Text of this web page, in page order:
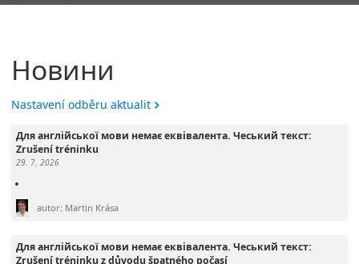
Новини
Nastavení odběru aktualit
Для англійської мови немає еквівалента. Чеський текст:
Zrušení tréninku
29. 7. 2026
autor: Martin Krása
Для англійської мови немає еквівалента. Чеський текст:
Zrušení tréninku z důvodu špatného počasí